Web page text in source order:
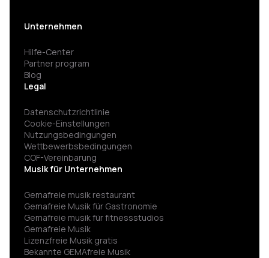
Unternehmen
Hilfe-Center
Partner program
Blog
Legal
Datenschutzrichtlinie
Cookie-Einstellungen
Nutzungsbedingungen
Wettbewerbsbedingungen
COF-Vereinbarung
Musik für Unternehmen
Gemafreie musik restaurant
Gemafreie Musik für Gastronomie
Gemafreie musik für fitness­studios
Gemafreie Musik
Lizenzfreie Musik gratis
Bekannte GEMAfreie Musik